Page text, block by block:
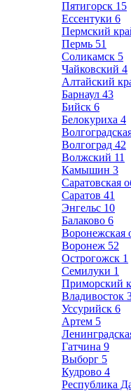
Пятигорск 15
Ессентуки 6
Пермский
Пермь 51
Соликамск 5
Чайковский 4
Алтайский
Барнаул 43
Бийск 6
Белокуриха 4
Волгоград 42
Волжский 11
Камышин 3
Саратовская
Саратов 41
Энгельс 10
Балаково 6
Воронежская
Воронеж 52
Острогожск 1
Семилуки 1
Приморский
Владивосток
Уссурийск 6
Артем 5
Гатчина 9
Выборг 5
Кудрово 4
Республика